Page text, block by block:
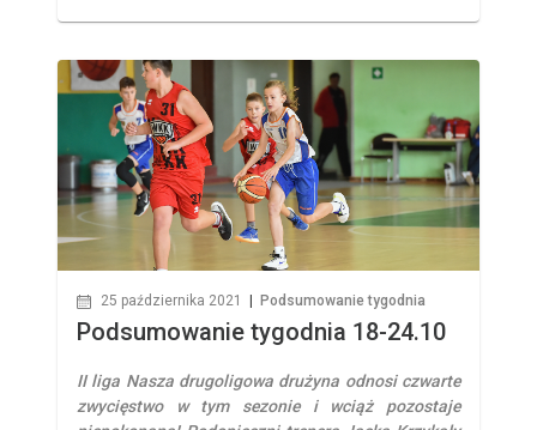
pkt, 12 zb (vs IgnerHome Basket Nysa) III liga
Nasza trzecioligowa drużyna odnosi bardzo […]
25 października 2021 Podsumowanie tygodnia
Podsumowanie tygodnia 18-24.10
II liga Nasza drugoligowa drużyna odnosi czwarte
zwycięstwo w tym sezonie i wciąż pozostaje